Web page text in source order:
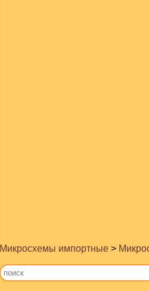
Микросхемы импортные >